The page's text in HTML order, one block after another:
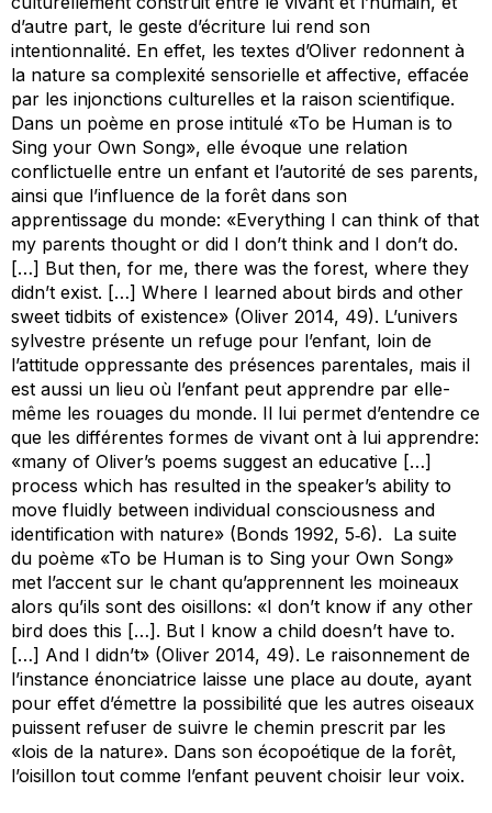
d’autre part, le geste d’écriture lui rend son
intentionnalité. En effet, les textes d’Oliver redonnent à
la nature sa complexité sensorielle et affective, effacée
par les injonctions culturelles et la raison scientifique.
Dans un poème en prose intitulé «To be Human is to
Sing your Own Song», elle évoque une relation
conflictuelle entre un enfant et l’autorité de ses parents,
ainsi que l’influence de la forêt dans son
apprentissage du monde: «Everything I can think of that
my parents thought or did I don’t think and I don’t do.
[…] But then, for me, there was the forest, where they
didn’t exist. […] Where I learned about birds and other
sweet tidbits of existence» (Oliver 2014, 49). L’univers
sylvestre présente un refuge pour l’enfant, loin de
l’attitude oppressante des présences parentales, mais il
est aussi un lieu où l’enfant peut apprendre par elle-
même les rouages du monde. Il lui permet d’entendre ce
que les différentes formes de vivant ont à lui apprendre:
«many of Oliver’s poems suggest an educative […]
process which has resulted in the speaker’s ability to
move fluidly between individual consciousness and
identification with nature» (Bonds 1992, 5‑6). La suite
du poème «To be Human is to Sing your Own Song»
met l’accent sur le chant qu’apprennent les moineaux
alors qu’ils sont des oisillons: «I don’t know if any other
bird does this […]. But I know a child doesn’t have to.
[…] And I didn’t» (Oliver 2014, 49). Le raisonnement de
l’instance énonciatrice laisse une place au doute, ayant
pour effet d’émettre la possibilité que les autres oiseaux
puissent refuser de suivre le chemin prescrit par les
«lois de la nature». Dans son écopoétique de la forêt,
l’oisillon tout comme l’enfant peuvent choisir leur voix.